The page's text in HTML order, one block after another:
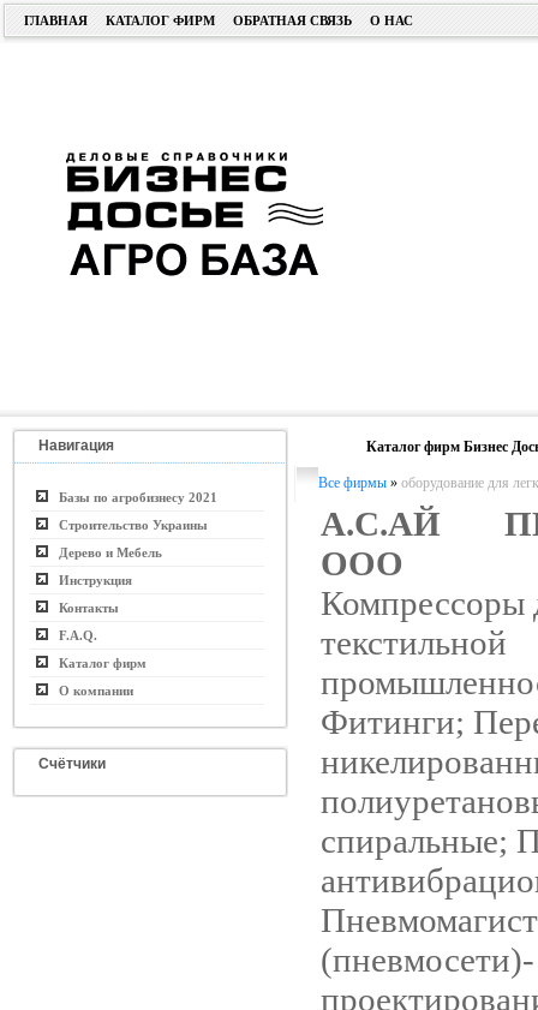
ГЛАВНАЯ КАТАЛОГ ФИРМ ОБРАТНАЯ СВЯЗЬ О НАС
Навигация
Базы по агробизнесу 2021
Строительство Украины
Дерево и Мебель
Инструкция
Контакты
F.A.Q.
Каталог фирм
О компании
Счётчики
Каталог фирм Бизнес
Все фирмы » оборудование для
А.С.АЙ
ООО
Компрессоры
текстильной
Фитинги;
спиральные;
(пневмосети)-